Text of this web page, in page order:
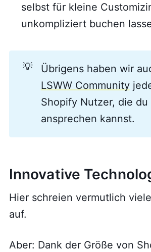
selbst für kleine
unkompliziert buchen
💡
Übrigens haben wir
LSWW Community
Shopify Nutzer, die
ansprechen kannst.
Innovative
Hier schreien vermutlich
auf.
Aber: Dank der Größe von